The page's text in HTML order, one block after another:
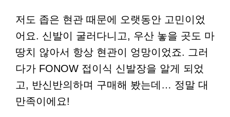
저도 좁은 현관 때문에 오랫동안 고민이었
어요. 신발이 굴러다니고, 우산 놓을 곳도 마
땅치 않아서 항상 현관이 엉망이었죠. 그러
다가 FONOW 접이식 신발장을 알게 되었
고, 반신반의하며 구매해 봤는데… 정말 대
만족이에요!